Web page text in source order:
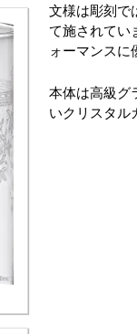
文様は彫刻で
て施されてい
ォーマンスに
本体は高級グ
いクリスタル